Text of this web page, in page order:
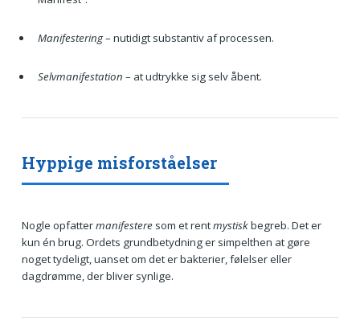
Manifestering– nutidigt substantiv af processen.
Selvmanifestation – at udtrykke sig selv åbent.
Hyppige misforståelser
Nogle opfattermanifesteresom et rentmystiskbegreb. Det er
kun én brug. Ordets grundbetydning er simpelthen at gøre
noget tydeligt, uanset om det er bakterier, følelser eller
dagdrømme, der bliver synlige.